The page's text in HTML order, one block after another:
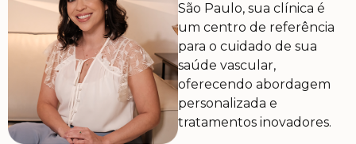
São Paulo, sua clínica é
um centro de referência
para o cuidado de sua
saúde vascular,
oferecendo abordagem
personalizada e
tratamentos inovadores.